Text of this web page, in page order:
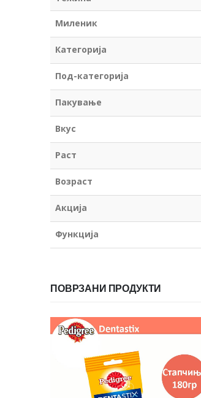
Миленик
Категорија
Под-категорија
Пакување
Вкус
Раст
Возраст
Акција
Функција
ПОВРЗАНИ ПРОДУКТИ